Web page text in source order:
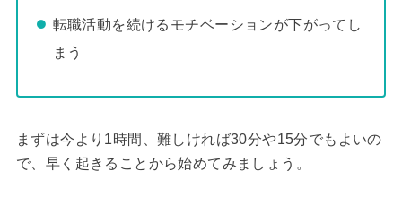
転職活動を続けるモチベーションが下がってし
まう
まずは今より1時間、難しければ30分や15分でもよいの
で、早く起きることから始めてみましょう。